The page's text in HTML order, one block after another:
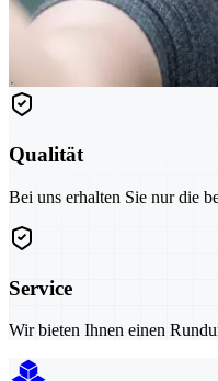
Qualität
Bei uns erhalten Sie nur die
Service
Wir bieten Ihnen einen